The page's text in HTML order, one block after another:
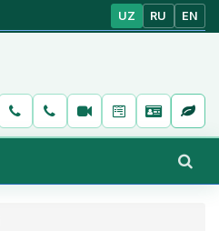
UZ RU EN